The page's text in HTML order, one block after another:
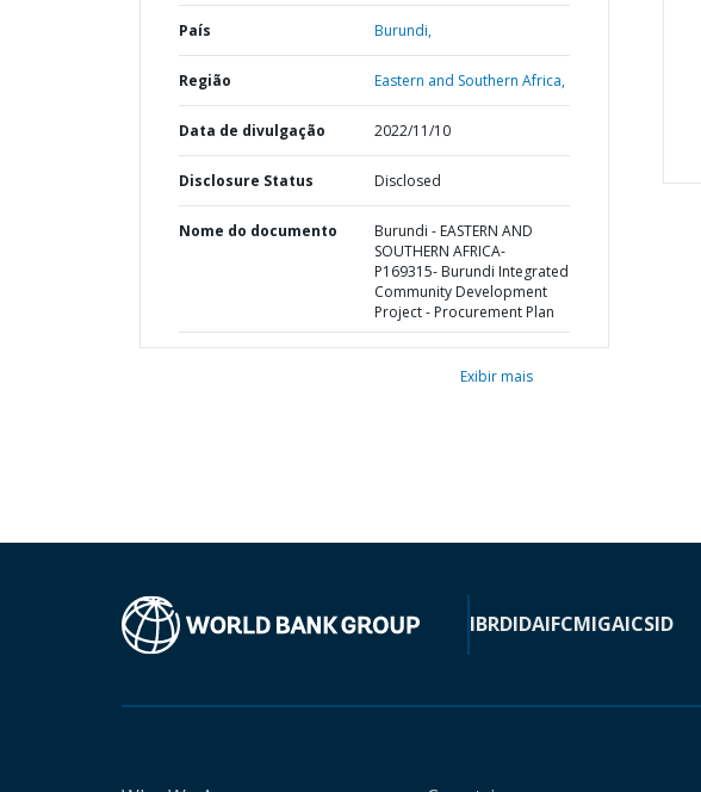
País Burundi,
Região Eastern and Southern Africa,
Data de divulgação 2022/11/10
Disclosure Status Disclosed
Nome do documento
Burundi - EASTERN AND
SOUTHERN AFRICA-
P169315- Burundi Integrated
Community Development
Project - Procurement Plan
Exibir mais
IBRDIDAIFCMIGAICSID